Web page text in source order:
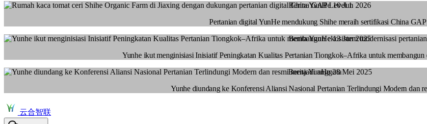
Berita YunHe 10 Jun 2026
Pertanian digital YunHe mendukung Shihe meraih sertifikasi China
Berita YunHe 13 Jun 2025
Yunhe ikut menginisiasi Inisiatif Peningkatan Kualitas Pertanian Tiongkok–Afrika untuk membangun
Berita YunHe 28 Mei 2025
Yunhe diundang ke Konferensi Aliansi Nasional Pertanian Terlindungi Modern dan
云合智联